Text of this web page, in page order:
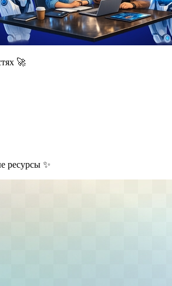
🚀
ресурсы ✨